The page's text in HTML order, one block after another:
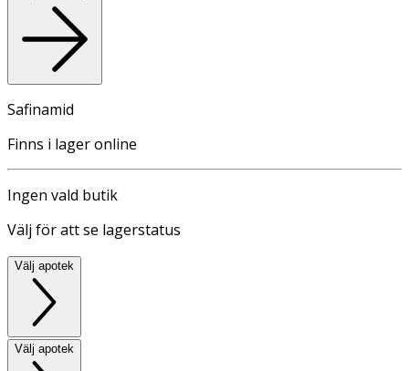
Safinamid
Finns i lager online
Ingen vald butik
Välj för att se lagerstatus
Välj apotek
Välj apotek